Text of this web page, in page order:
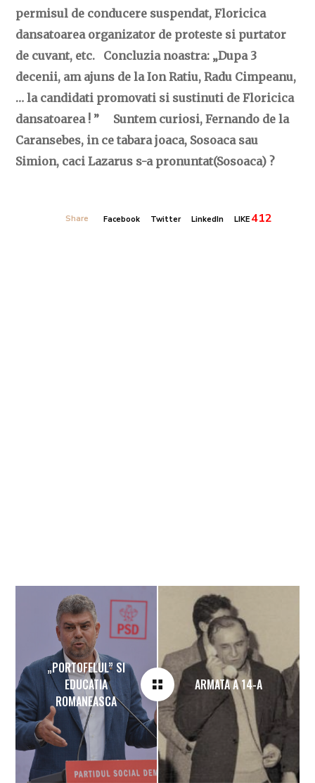
permisul de conducere suspendat, Floricica
dansatoarea organizator de proteste si purtator
de cuvant, etc. Concluzia noastra: „Dupa 3
decenii, am ajuns de la Ion Ratiu, Radu Cimpeanu,
… la candidati promovati si sustinuti de Floricica
dansatoarea ! ” Suntem curiosi, Fernando de la
Caransebes, in ce tabara joaca, Sosoaca sau
Simion, caci Lazarus s-a pronuntat(Sosoaca) ?
Share Facebook Twitter LinkedIn LIKE 412
„PORTOFELUL” SI
EDUCATIA
ROMANEASCA
ARMATA A 14-A